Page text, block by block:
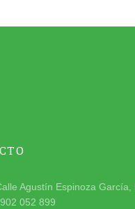
Agustín Espinoza
902 052 899